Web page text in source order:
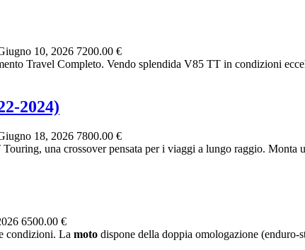
10, 2026 7200.00 €
Travel Completo. Vendo splendida V85 TT in condizioni
2024)
18, 2026 7800.00 €
una crossover pensata per i viaggi a lungo raggio. Monta
6500.00 €
condizioni. La moto dispone della doppia omologazione (enduro-